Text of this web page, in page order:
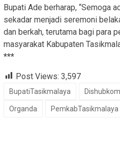
Bupati Ade berharap, “Semoga
sekadar menjadi seremoni
dan berkah, terutama bagi para
masyarakat Kabupaten
***
Post Views: 3,597
BupatiTasikmalaya
Organda PemkabTasikmalaya